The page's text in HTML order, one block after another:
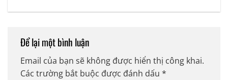
Để lại một bình luận
Email của bạn sẽ không được hiển thị công khai.
Các trường bắt buộc được đánh dấu *